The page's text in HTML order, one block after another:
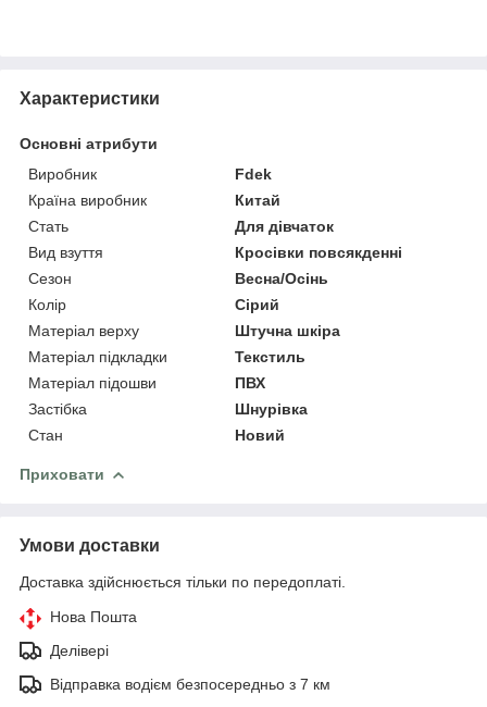
Характеристики
Основні атрибути
Виробник
Fdek
Країна виробник
Китай
Стать
Для дівчаток
Вид взуття
Кросівки повсякденні
Сезон
Весна/Осінь
Колір
Сірий
Матеріал верху
Штучна шкіра
Матеріал підкладки
Текстиль
Матеріал підошви
ПВХ
Застібка
Шнурівка
Стан
Новий
Приховати
Умови доставки
Доставка здійснюється тільки по передоплаті.
Нова Пошта
Делівері
Відправка водієм безпосередньо з 7 км